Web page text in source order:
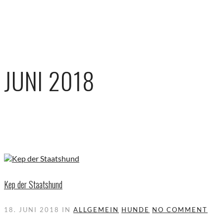
JUNI 2018
Kep der Staatshund
18. JUNI 2018 IN ALLGEMEIN HUNDE NO COMMENT